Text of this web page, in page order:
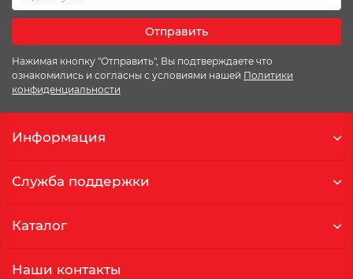
Отправить
Нажимая кнопку "Отправить", Вы подтверждаете что
ознакомились и согласны с условиями нашей Политики
конфиденциальности
Информация
Служба поддержки
Каталог
Наши контакты